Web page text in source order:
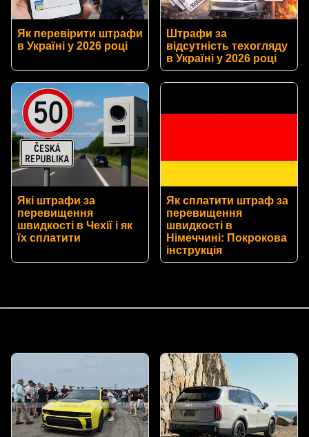
Як перевірити штрафи
в Україні у 2026 році
Штрафи за
відсутність техогляду
в Україні у 2026 році
Які штрафи за
перевищення
швидкості в Чехії і як
їх сплатити
Як сплатити штраф за
перевищення
швидкості в
Німеччині: Покрокова
інструкція